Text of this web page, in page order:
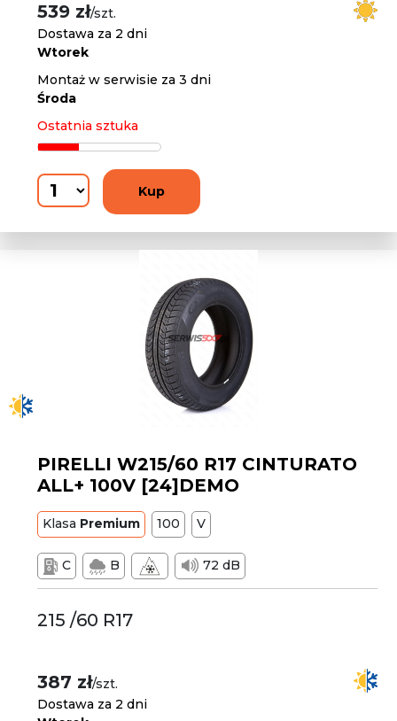
539 zł/szt.
Dostawa za 2 dni
Wtorek
Montaż w serwisie za 3 dni
Środa
Ostatnia sztuka
Kup
PIRELLI W215/60 R17 CINTURATO
ALL+ 100V [24]DEMO
Klasa Premium 100 V
C B 72 dB
215 /60 R17
387 zł/szt.
Dostawa za 2 dni